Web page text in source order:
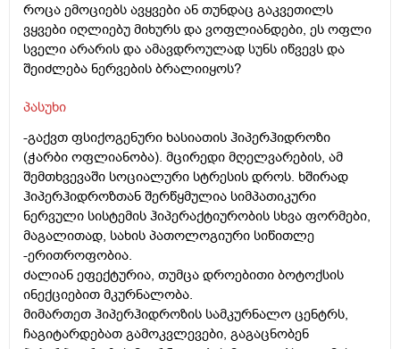
როცა ემოციებს ავყვები ან თუნდაც გაკვეთილს
ვყვები იღლიებუ მიხურს და ვოფლიანდები, ეს ოფლი
სველი არარის და ამავდროულად სუნს იწვევს და
შეიძლება ნერვების ბრალიიყოს?
პასუხი
-გაქვთ ფსიქოგენური ხასიათის ჰიპერჰიდროზი
(ჭარბი ოფლიანობა). მცირედი მღელვარების, ამ
შემთხვევაში სოციალური სტრესის დროს. ხშირად
ჰიპერჰიდროზთან შერწყმულია სიმპათიკური
ნერვული სისტემის ჰიპერაქტიურობის სხვა ფორმები,
მაგალითად, სახის პათოლოგიური სიწითლე
-ერითროფობია.
ძალიან ეფექტურია, თუმცა დროებითი ბოტოქსის
ინექციებით მკურნალობა.
მიმართეთ ჰიპერჰიდროზის სამკურნალო ცენტრს,
ჩაგიტარდებათ გამოკვლევები, გაგაცნობენ